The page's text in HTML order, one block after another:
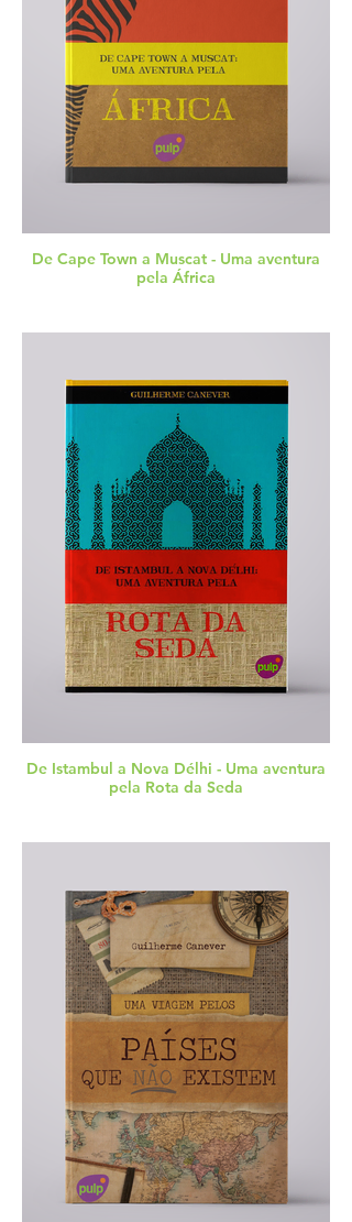
De Cape Town a Muscat - Uma aventura
pela África
De Istambul a Nova Délhi - Uma aventura
pela Rota da Seda